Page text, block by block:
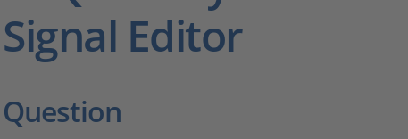
Signal Editor
Question